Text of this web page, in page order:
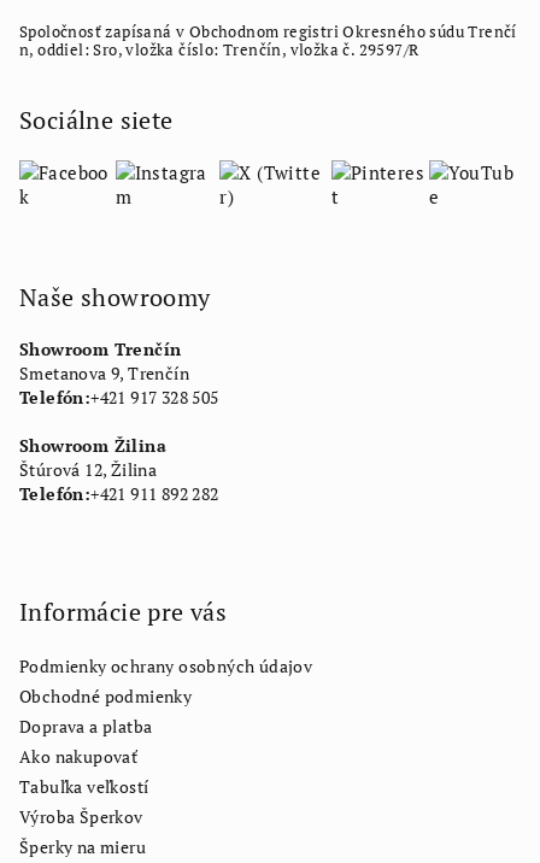
Spoločnosť zapísaná v Obchodnom registri Okresného súdu Trenčí
n, oddiel: Sro, vložka číslo: Trenčín, vložka č. 29597/R
Sociálne siete
Naše showroomy
Showroom Trenčín
Smetanova 9, Trenčín
Telefón:+421 917 328 505
Showroom Žilina
Štúrová 12, Žilina
Telefón:+421 911 892 282
Informácie pre vás
Podmienky ochrany osobných údajov
Obchodné podmienky
Doprava a platba
Ako nakupovať
Tabuľka veľkostí
Výroba Šperkov
Šperky na mieru